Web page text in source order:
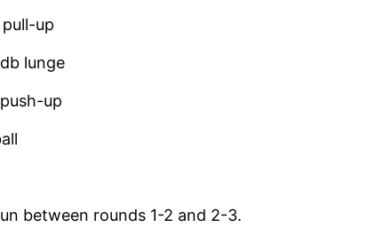
up
lunge
up
between rounds 1-2 and 2-3.